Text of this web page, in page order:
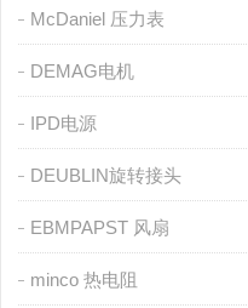
McDaniel 压力表
DEMAG电机
IPD电源
DEUBLIN旋转接头
EBMPAPST 风扇
minco 热电阻